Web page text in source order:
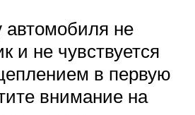
автомобиля не
и не чувствуется
в первую
внимание на